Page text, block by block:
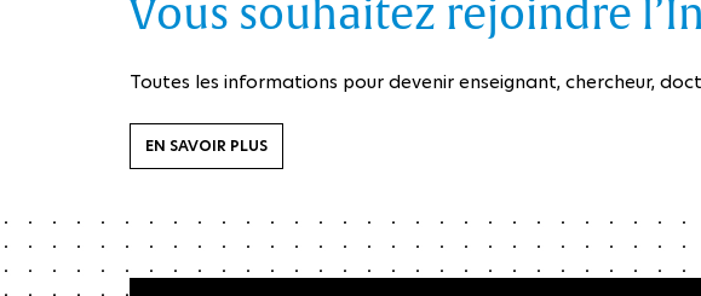
Vous souhaitez rejoindre
Toutes les informations pour devenir enseignant, chercheur,
EN SAVOIR PLUS